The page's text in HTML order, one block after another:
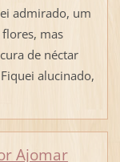
admirado, um
mas
de néctar
alucinado,
Ajomar